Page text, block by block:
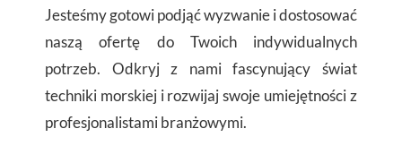
Jesteśmy gotowi podjąć wyzwanie i dostosować
naszą ofertę do Twoich indywidualnych
potrzeb. Odkryj z nami fascynujący świat
techniki morskiej i rozwijaj swoje umiejętności z
profesjonalistami branżowymi.